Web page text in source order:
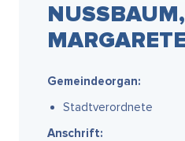
NUSSBAUM, M
ARGARETE
Gemeindeorgan:
Stadtverordnete
Anschrift: